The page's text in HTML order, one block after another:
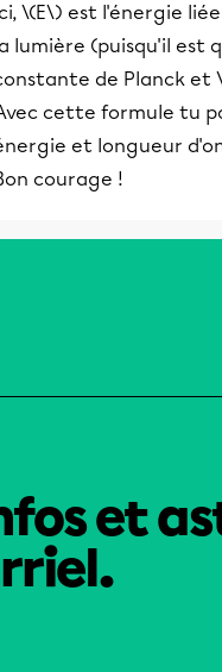
Ici, \(E\) est l'énergie
la lumière (puisqu'il est
de Planck et
cette formule tu
et longueur
courage !
et